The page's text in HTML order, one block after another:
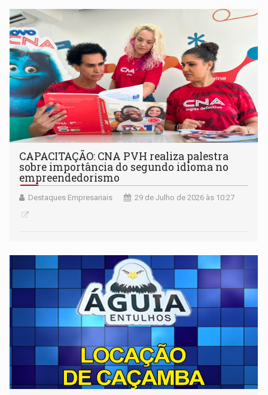
CAPACITAÇÃO: CNA PVH realiza palestra
sobre importância do segundo idioma no
empreendedorismo
Destaques Empresariais 29 de Julho de 2026 às 10:27